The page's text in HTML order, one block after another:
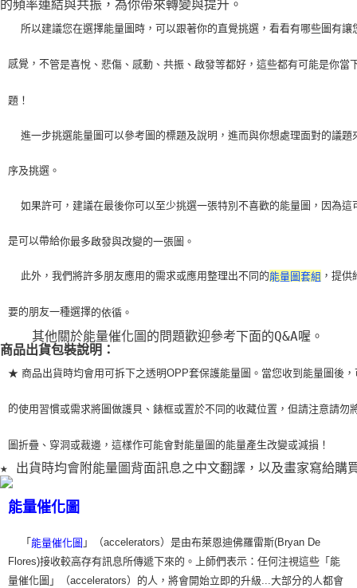
的頻率連結與共振，為你帶來轉變與提升。
所以建議您在選擇能量圖時，可以跟著你的直覺挑選，看看有哪些圖有讓
感覺，不管是喜悅、悲傷、感動、共振、啟發等都好，這些都有可能是你當
題！
進一步挑選能量圖可以參考圖的標題及說明，進而與你想處理面對的議題
序及挑選。
如果許可，建議在最後你可以至少挑選一張特別不喜歡的能量圖，因為這
是可以帶給你最多啟發與改變的一張圖。
    此外，我們將許多朋友應用的需求或應用整理出不同的
能量圖套組 ，提供
要的朋友一種選擇的依循。
    其他關於能量催化圖的問題歡迎參考下面的Q&A喔。
商品出貨包裝說明：
★ 商品出貨時均會用可拆下之透明OPP套保護能量圖。當您收到能量圖後，
的使用習慣或需求將圖做護貝、錶框或置於不同的收藏位置，但請注意請勿
圖折疊、穿洞或裁邊，這樣作可能會對能量圖的能量產生改變或減損！
★ 出貨時均會附能量圖背面訊息之中文翻譯，以及畫家寫給購
能量催化圖
「 能量催化圖 」（accelerators）是由布萊恩迪佛羅雷斯(Bryan De
Flores)接收較高存有訊息所傳遞下來的。上師們表示：任何注視這些「能
量催化圖」（accelerators）的人，將會開始立即的升級...大部分的人都會